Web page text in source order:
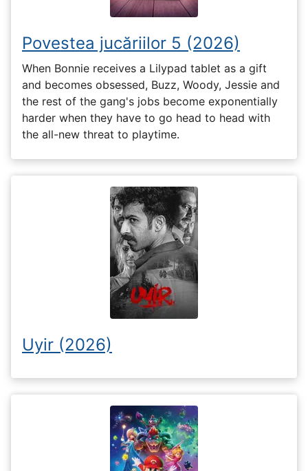
Povestea jucăriilor 5 (2026)
When Bonnie receives a Lilypad tablet as a gift
and becomes obsessed, Buzz, Woody, Jessie and
the rest of the gang's jobs become exponentially
harder when they have to go head to head with
the all-new threat to playtime.
Uyir (2026)